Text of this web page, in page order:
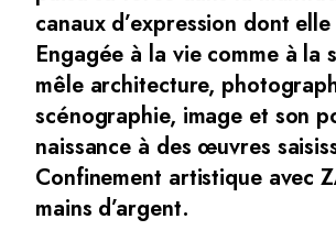
canaux d’expression dont
Engagée à la vie comme à la
mêle architecture,
scénographie, image et son
naissance à des œuvres
Confinement artistique avec
mains d’argent.